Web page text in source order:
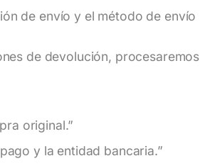
de envío y el método de envío
de devolución, procesaremos
original.”
y la entidad bancaria.”